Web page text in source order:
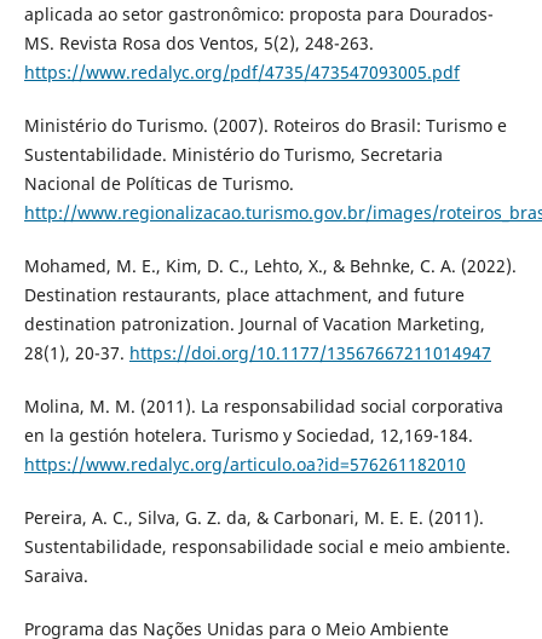
aplicada ao setor gastronômico: proposta para Dourados-
MS. Revista Rosa dos Ventos, 5(2), 248-263.
https://www.redalyc.org/pdf/4735/473547093005.pdf
Ministério do Turismo. (2007). Roteiros do Brasil: Turismo e
Sustentabilidade. Ministério do Turismo, Secretaria
Nacional de Políticas de Turismo.
http://www.regionalizacao.turismo.gov.br/images/
Mohamed, M. E., Kim, D. C., Lehto, X., & Behnke, C. A. (2022).
Destination restaurants, place attachment, and future
destination patronization. Journal of Vacation Marketing,
28(1), 20-37. https://doi.org/10.1177/13567667211014947
Molina, M. M. (2011). La responsabilidad social corporativa
en la gestión hotelera. Turismo y Sociedad, 12,169-184.
https://www.redalyc.org/articulo.oa?id=576261182010
Pereira, A. C., Silva, G. Z. da, & Carbonari, M. E. E. (2011).
Sustentabilidade, responsabilidade social e meio ambiente.
Saraiva.
Programa das Nações Unidas para o Meio Ambiente